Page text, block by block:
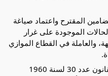
المقترح واعتماد صياغة
الموجودة على غرار
والعاملة في القطاع الموازي
واقترحوا العمل على تنقيح فصول القانون عدد 30 لسنة 1960